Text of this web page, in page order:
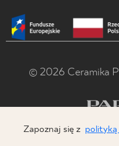
© 2026 Ceramika
Zapoznaj się z